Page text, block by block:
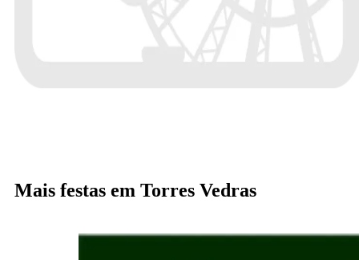
Mais festas em Torres Vedras